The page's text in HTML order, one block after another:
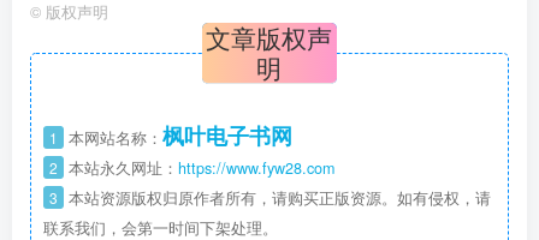
© 版权声明
文章版权声
明
1 本网站名称： 枫叶电子书网
2 本站永久网址： https://www.fyw28.com
3 本站资源版权归原作者所有，请购买正版资源。如有侵权，请
联系我们，会第一时间下架处理。